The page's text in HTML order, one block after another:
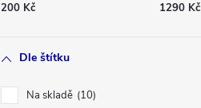
200 Kč 1290 Kč
Dle štítku
Na skladě 10